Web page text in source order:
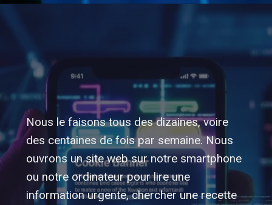
Nous le faisons tous des dizaines, voire
des centaines de fois par semaine. Nous
ouvrons un site web sur notre smartphone
ou notre ordinateur pour lire une
information urgente, chercher une recette